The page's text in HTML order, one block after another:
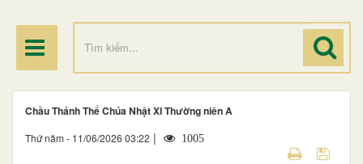
Chầu Thánh Thể Chúa Nhật XI Thường niên A
Thứ năm - 11/06/2026 03:22 | 1005